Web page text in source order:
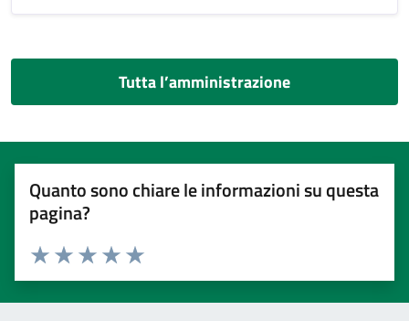
Tutta l’amministrazione
Quanto sono chiare le informazioni su questa
pagina?
Valuta 5 stelle su 5
Valuta 4 stelle su 5
Valuta 3 stelle su 5
Valuta 2 stelle su 5
Valuta 1 stelle su 5